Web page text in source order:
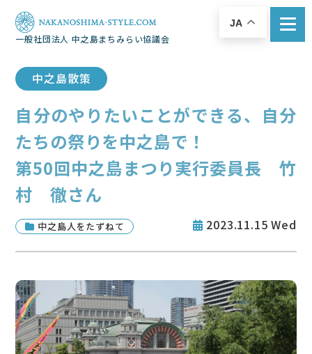
一般社団法人 中之島まちみらい協議会
JA
中之島散策
自分のやりたいことができる、自分
たちの祭りを中之島で！
第50回中之島まつり実行委員長 竹
村 徹さん
中之島人をたずねて 2023.11.15 Wed